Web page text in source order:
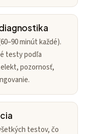
minút každé).
testy podľa
pozornosť,
testov, čo